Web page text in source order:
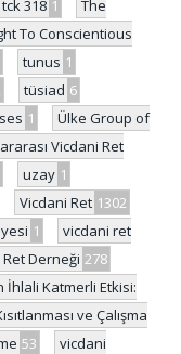
tck 318 1
The
To Conscientious
tunus 1
tüsiad 6
1
Ülke Group of
Vicdani Ret
uzay 1
Vicdani Ret 1302
1
vicdani ret
Derneği 278
İhlali Katmerli Etkisi:
ve Çalışma
53
vicdani